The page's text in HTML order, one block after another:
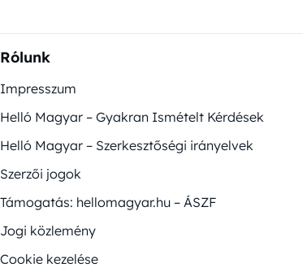
Rólunk
Impresszum
Helló Magyar – Gyakran Ismételt Kérdések
Helló Magyar – Szerkesztőségi irányelvek
Szerzői jogok
Támogatás: hellomagyar.hu – ÁSZF
Jogi közlemény
Cookie kezelése